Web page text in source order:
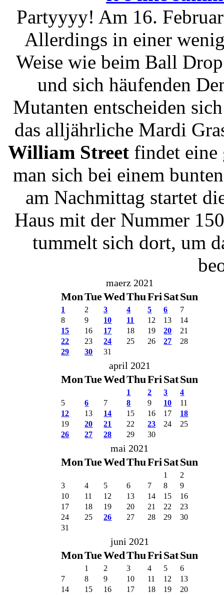
Partyyyy! Am 16.
Allerdings in einer
Weise wie beim Ball
und sich häufenden
Mutanten entscheiden
das alljährliche Mardi
William Street findet eine
man sich bei einem
am Nachmittag startet
Haus mit der Nummer
tummelt sich dort, um
maerz 2021
MonTueWedThuFri SatSun
1 2 3 4 5 6
7
8
9 10 11 12 13
14
15
16 17 18 19 20
21
22
23 24 25 26 27
28
29
30 31
april 2021
MonTueWedThuFri SatSun
1 2 3
4
5
6 7 8 9 10
11
12
13 14 15 16 17
18
19
20 21 22 23 24
25
26
27 28 29 30
mai 2021
MonTueWedThuFri SatSun
1
2
3
4 5 6 7 8
9
10
11 12 13 14 15
16
17
18 19 20 21 22
23
24
25 26 27 28 29
30
31
juni 2021
MonTueWedThuFri SatSun
1 2 3 4 5
6
7
8 9 10 11 12
13
14
15 16 17 18 19
20